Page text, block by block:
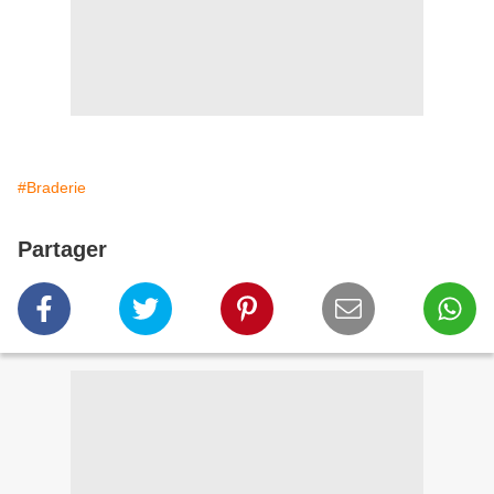
#Braderie
Partager